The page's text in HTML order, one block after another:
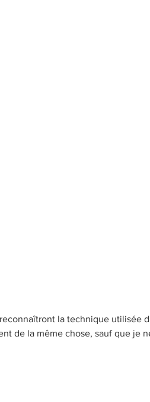
la technique utilisée
de la même chose, sauf que je